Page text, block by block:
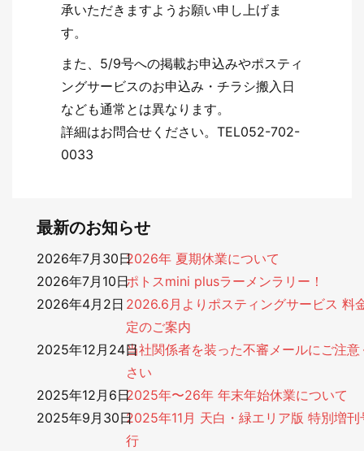
承いただきますようお願い申し上げま
す。
また、5/9号への掲載お申込みやポスティ
ングサービスのお申込み・チラシ搬入日
なども通常とは異なります。
詳細はお問合せください。TEL052-702-
0033
最新のお知らせ
2026年 夏期休業について
2026年7月30日
ポトスmini plusラーメンラリー！
2026年7月10日
2026.6月よりポスティングサービス 料
定のご案内
2026年4月2日
当社関係者を装った不審メールにご注意
さい
2025年12月24日
2025年〜26年 年末年始休業について
2025年12月6日
2025年11月 天白・緑エリア版 特別増刊
行
2025年9月30日